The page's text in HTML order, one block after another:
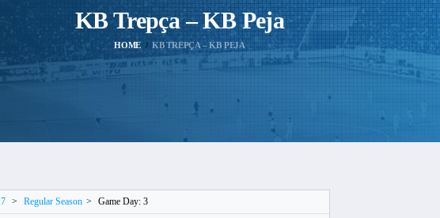
KB Trepça – KB Peja
HOME KB TREPÇA – KB PEJA
> Regular Season > Game Day: 3